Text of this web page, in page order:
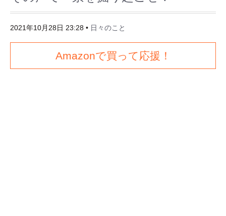
2021年10月28日 23:28 • 日々のこと
Amazonで買って応援！